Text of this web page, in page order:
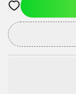
Åbner en Modal til